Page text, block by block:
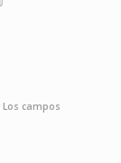
Los campos